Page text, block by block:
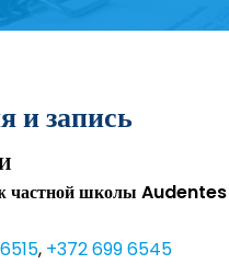
и запись
частной школы Audentes
, +372 699 6545